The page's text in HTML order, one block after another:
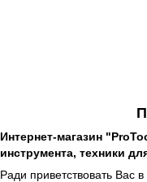
Интернет-магазин
инструмента, техники
Ради приветствовать Вас